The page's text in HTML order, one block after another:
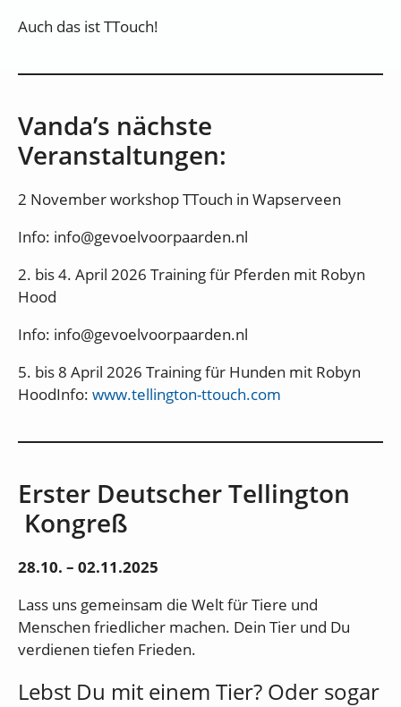
Auch das ist TTouch!
Vanda’s nächste
Veranstaltungen:
2 November workshop TTouch in Wapserveen
Info: info@gevoelvoorpaarden.nl
2. bis 4. April 2026 Training für Pferden mit Robyn
Hood
Info: info@gevoelvoorpaarden.nl
5. bis 8 April 2026 Training für Hunden mit Robyn
HoodInfo: www.tellington-ttouch.com
Erster Deutscher Tellington
Kongreß
28.10. – 02.11.2025
Lass uns gemeinsam die Welt für Tiere und
Menschen friedlicher machen. Dein Tier und Du
verdienen tiefen Frieden.
Lebst Du mit einem Tier? Oder sogar